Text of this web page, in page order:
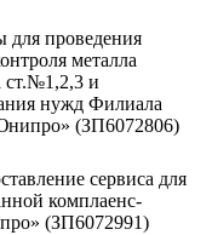
для проведения
металла
ст.№1,2,3 и
нужд Филиала
(ЗП6072806)
сервиса для
комплаенс-
(ЗП6072991)